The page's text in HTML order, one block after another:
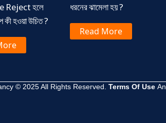
Reject হলে
কী হওয়া উচিত ?
ধরনের ঝামেলা হয় ?
Read More
© 2025 All Rights Reserved. Terms Of Use